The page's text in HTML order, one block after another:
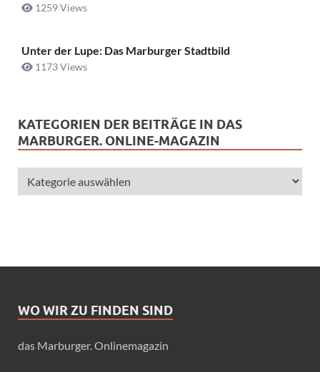
1259 Views
Unter der Lupe: Das Marburger Stadtbild
1173 Views
KATEGORIEN DER BEITRÄGE IN DAS
MARBURGER. ONLINE-MAGAZIN
WO WIR ZU FINDEN SIND
das Marburger. Onlinemagazin